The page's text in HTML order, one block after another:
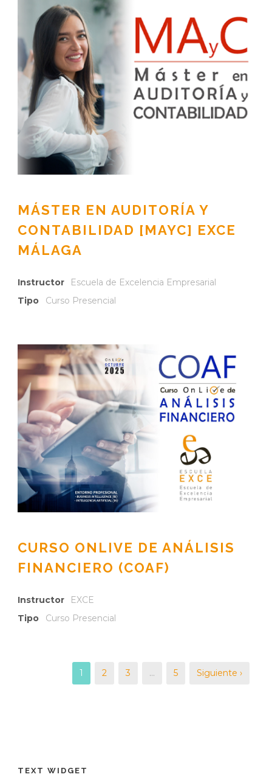
MÁSTER EN AUDITORÍA Y
CONTABILIDAD [MAYC] EXCE
MÁLAGA
Instructor
Escuela de Excelencia Empresarial
Tipo
Curso Presencial
CURSO ONLIVE DE ANÁLISIS
FINANCIERO (COAF)
Instructor
EXCE
Tipo
Curso Presencial
1 2 3 … 5 Siguiente ›
TEXT WIDGET